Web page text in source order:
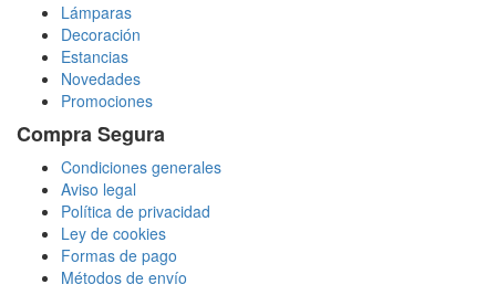
Lámparas
Decoración
Estancias
Novedades
Promociones
Compra Segura
Condiciones generales
Aviso legal
Política de privacidad
Ley de cookies
Formas de pago
Métodos de envío